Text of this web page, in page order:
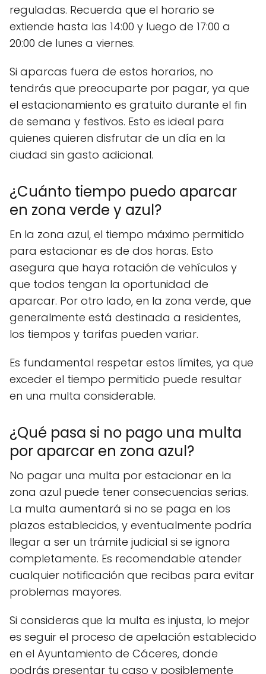
reguladas. Recuerda que el horario se
extiende hasta las 14:00 y luego de 17:00 a
20:00 de lunes a viernes.
Si aparcas fuera de estos horarios, no
tendrás que preocuparte por pagar, ya que
el estacionamiento es gratuito durante el fin
de semana y festivos. Esto es ideal para
quienes quieren disfrutar de un día en la
ciudad sin gasto adicional.
¿Cuánto tiempo puedo aparcar
en zona verde y azul?
En la zona azul, el tiempo máximo permitido
para estacionar es de dos horas. Esto
asegura que haya rotación de vehículos y
que todos tengan la oportunidad de
aparcar. Por otro lado, en la zona verde, que
generalmente está destinada a residentes,
los tiempos y tarifas pueden variar.
Es fundamental respetar estos límites, ya que
exceder el tiempo permitido puede resultar
en una multa considerable.
¿Qué pasa si no pago una multa
por aparcar en zona azul?
No pagar una multa por estacionar en la
zona azul puede tener consecuencias serias.
La multa aumentará si no se paga en los
plazos establecidos, y eventualmente podría
llegar a ser un trámite judicial si se ignora
completamente. Es recomendable atender
cualquier notificación que recibas para evitar
problemas mayores.
Si consideras que la multa es injusta, lo mejor
es seguir el proceso de apelación establecido
en el Ayuntamiento de Cáceres, donde
podrás presentar tu caso y posiblemente